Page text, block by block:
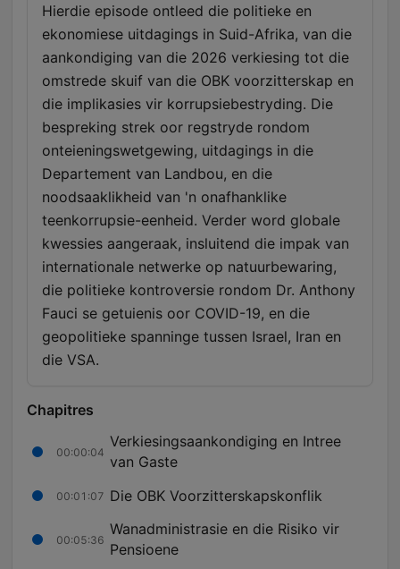
Hierdie episode ontleed die politieke en
ekonomiese uitdagings in Suid-Afrika, van die
aankondiging van die 2026 verkiesing tot die
omstrede skuif van die OBK voorzitterskap en
die implikasies vir korrupsiebestryding. Die
bespreking strek oor regstryde rondom
onteieningswetgewing, uitdagings in die
Departement van Landbou, en die
noodsaaklikheid van 'n onafhanklike
teenkorrupsie-eenheid. Verder word globale
kwessies aangeraak, insluitend die impak van
internationale netwerke op natuurbewaring,
die politieke kontroversie rondom Dr. Anthony
Fauci se getuienis oor COVID-19, en die
geopolitieke spanninge tussen Israel, Iran en
die VSA.
Chapitres
00:00:04
Verkiesingsaankondiging en Intree
van Gaste
00:01:07 Die OBK Voorzitterskapskonflik
00:05:36
Wanadministrasie en die Risiko vir
Pensioene